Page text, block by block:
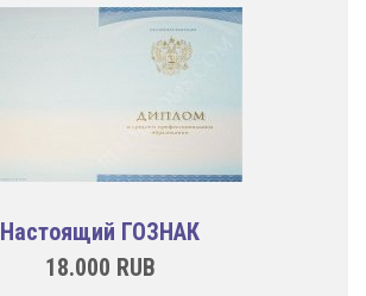
Настоящий ГОЗНАК
18.000 RUB